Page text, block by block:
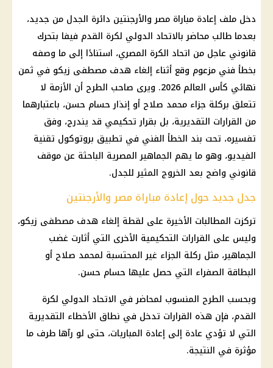
دخل ملف إعادة مباراة مصر والأرجنتين دائرة الجدل من جديد،
بعدما طالب محاضر بالاتحاد الدولي لكرة القدم فيفا بتحرك
قانوني عاجل من اتحاد الكرة المصري، استنادًا إلى ما وصفه
بخطأ فني مزعوم وقع أثناء إلغاء هدف مصطفى زيكو في ثمن
نهائي كأس العالم 2026. ويرى صاحب الطرح أن الأزمة لا
تتعلق بركلة جزاء محمد صلاح أو إنذار حسام حسن، باعتبارهما
من القرارات التقديرية، بل بقرار تحكيمي قد يندرج، وفق
تفسيره، تحت بند الخطأ الفني في تطبيق بروتوكول تقنية
الفيديو، وهو ما يهم الجماهير المصرية الباحثة عن موقف
قانوني واضح بعد الخروج المثير للجدل.
جدل جديد حول إعادة مباراة مصر والأرجنتين
تركزت المطالبات الأخيرة على لقطة إلغاء هدف مصطفى زيكو،
وليس على القرارات التحكيمية الأخرى التي أثارت غضب
الجماهير، مثل ركلة الجزاء غير المحتسبة لمحمد صلاح أو
البطاقة الصفراء التي حصل عليها حسام حسن.
وبحسب الطرح المنسوب لمحاضر في الاتحاد الدولي لكرة
القدم، فإن هذه القرارات تدخل في نطاق الأخطاء التقديرية
التي لا تؤدي عادة إلى إعادة المباريات، حتى لو رآها طرف ما
مؤثرة في النتيجة.